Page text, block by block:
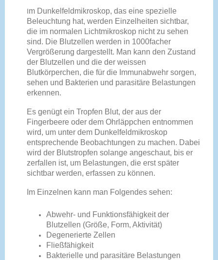
Im Dunkelfeldmikroskop, das eine spezielle
Beleuchtung hat, werden Einzelheiten sichtbar,
die im normalen Lichtmikroskop nicht zu sehen
sind. Die Blutzellen werden in 1000facher
Vergrößerung dargestellt. Man kann den Zustand
der Blutzellen und die der weissen
Blutkörperchen, die für die Immunabwehr sorgen,
sehen und Bakterien und parasitäre Belastungen
erkennen.
Es genügt ein Tropfen Blut, der aus der
Fingerbeere oder dem Ohrläppchen entnommen
wird, um unter dem Dunkelfeldmikroskop
entsprechende Beobachtungen zu machen. Dabei
wird der Blutstropfen solange angeschaut, bis er
zerfallen ist, um Belastungen, die erst später
sichtbar werden, erfassen zu können.
Im Einzelnen kann man Folgendes sehen:
Abwehr- und Funktionsfähigkeit der
Blutzellen (Größe, Form, Aktivität)
Degenerierte Zellen
Fließfähigkeit
Bakterielle und parasitäre Belastungen